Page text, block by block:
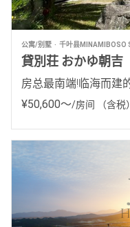
公寓/别墅 千叶县MINAMIBOSO
貸別荘 おかゆ朝吉
房总最南端!临海而建
¥50,600〜/房间 （含税）